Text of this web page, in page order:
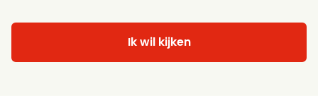
Ik wil kijken